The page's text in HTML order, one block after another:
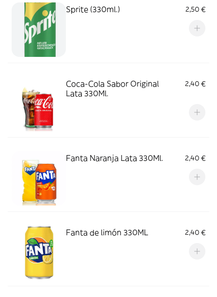
Sprite (330ml.) 2,50 €
Coca-Cola Sabor Original
Lata 330Ml.
2,40 €
Fanta Naranja Lata 330Ml. 2,40 €
Fanta de limón 330ML 2,40 €